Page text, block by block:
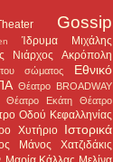
Gossip
Ίδρυμα Μιχάλης
Νιάρχος Ακρόπολη
σώματος
Εθνικό
Θέατρο BROADWAY
Θέατρο Εκάτη
Θέατρο
Οδού Κεφαλληνίας
Χυτήριο Ιστορικά
Μάνος Χατζιδάκις